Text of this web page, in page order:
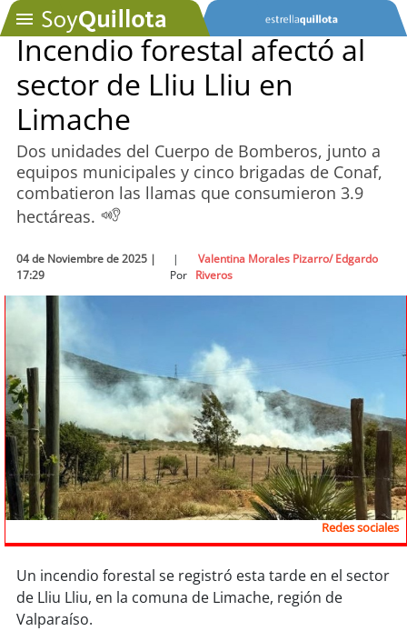
Podcast
Actualidad
Tecnología
Sostenibilidad
soychile
soyarica
soyiquique
soycalama
Incendio forestal afectó al
sector de Lliu Lliu en
Limache
Dos unidades del Cuerpo de Bomberos, junto a
equipos municipales y cinco brigadas de Conaf,
combatieron las llamas que consumieron 3.9
hectáreas.
04 de Noviembre de 2025 |
17:29
|
Por
Valentina Morales Pizarro/ Edgardo
Riveros
Redes sociales
Un incendio forestal se registró esta tarde en el sector
de Lliu Lliu, en la comuna de Limache, región de
Valparaíso.